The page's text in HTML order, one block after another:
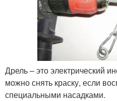
Дрель – это электрический
можно снять краску, если
специальными насадками.